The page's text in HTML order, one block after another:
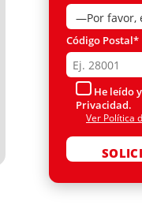
Código Postal*
He leído
Privacidad.
Ver Política
Por favor, deja